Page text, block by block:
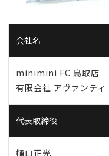
会社名
minimini FC 鳥取店
有限会社 アヴァンティ
代表取締役
樋口正光